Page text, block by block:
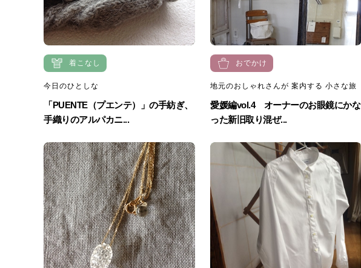
着こなし
今日のひとしな
「PUENTE（プエンテ）」の手紡ぎ、
手織りのアルパカニ...
おでかけ
地元のおしゃれさんが 案内する 小さな旅
愛媛編vol.4 オーナーのお眼鏡にかな
った新旧取り混ぜ...